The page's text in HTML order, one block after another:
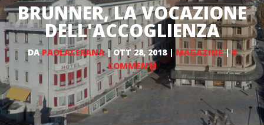
BRUNNER, LA VOCAZIONE
DELL'ACCOGLIENZA
DAPAOLACERANA|OTT 28, 2018| MAGAZINE|0
COMMENTI